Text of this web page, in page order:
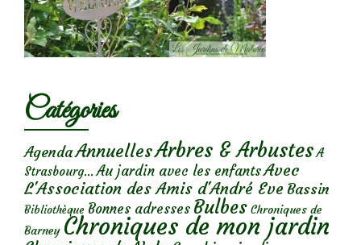
Catégories
AgendaAnnuellesArbres & Arbustes A
Strasbourg... Au jardin avec les enfantsAvec
L'Association des Amis d'André Eve Bassin
Bibliothèque Bonnes adresses Bulbes Chroniques de
Barney Chroniques de mon jardin